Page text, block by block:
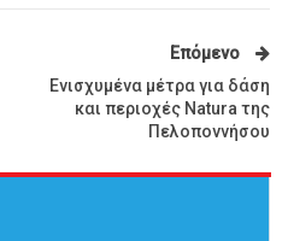
Επόμενο
Ενισχυμένα μέτρα για δάση
και περιοχές Natura της
Πελοποννήσου